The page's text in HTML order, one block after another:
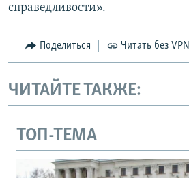
справедливости».
Поделиться Читать без VPN
ЧИТАЙТЕ ТАКЖЕ:
ТОП-ТЕМА